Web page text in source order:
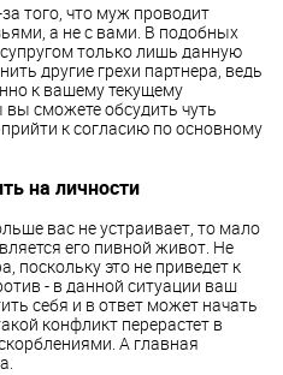
того, что муж проводит
а не с вами. В подобных
только лишь данную
другие грехи партнера, ведь
к вашему текущему
сможете обсудить чуть
к согласию по основному
на личности
вас не устраивает, то мало
его пивной живот. Не
поскольку это не приведет к
- в данной ситуации ваш
себя и в ответ может начать
конфликт перерастет в
А главная